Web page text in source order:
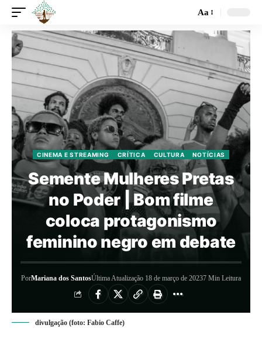
Aa
CINEMA E STREAMING CRÍTICA CULTURA NOTÍCIAS
Semente Mulheres Pretas
no Poder | Bom filme
coloca protagonismo
feminino negro em debate
PorMariana dos SantosÚltima Atualização 18 de março de 20237 Min Leitura
divulgação (foto: Fabio Caffe)